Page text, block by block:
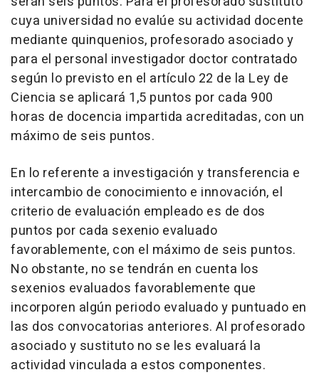
cuya universidad no evalúe su actividad docente
mediante quinquenios, profesorado asociado y
para el personal investigador doctor contratado
según lo previsto en el artículo 22 de la Ley de
Ciencia se aplicará 1,5 puntos por cada 900
horas de docencia impartida acreditadas, con un
máximo de seis puntos.
En lo referente a investigación y transferencia e
intercambio de conocimiento e innovación, el
criterio de evaluación empleado es de dos
puntos por cada sexenio evaluado
favorablemente, con el máximo de seis puntos.
No obstante, no se tendrán en cuenta los
sexenios evaluados favorablemente que
incorporen algún periodo evaluado y puntuado en
las dos convocatorias anteriores. Al profesorado
asociado y sustituto no se les evaluará la
actividad vinculada a estos componentes.